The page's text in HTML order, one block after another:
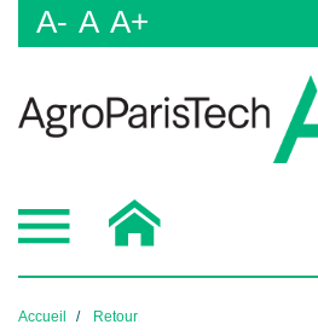
A- A A+
Accueil Retour